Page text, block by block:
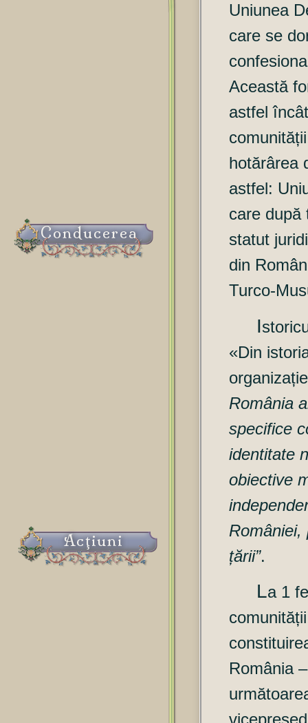
Conducerea
Acţiuni
Uniunea
care se
Această
astfel
hotărârea
astfel:
care după
statut
din
Turco-
I
«Din
România
specifice
identitate
obiective
României,
țării”.
La 1
România